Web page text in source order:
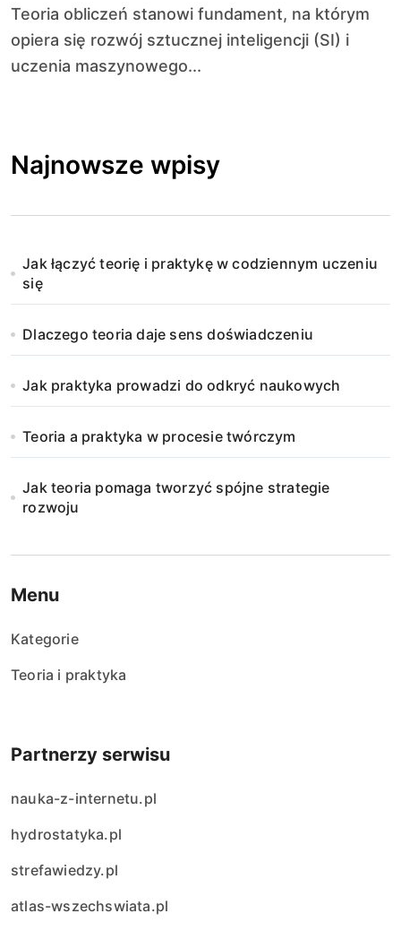
Teoria obliczeń stanowi fundament, na którym
opiera się rozwój sztucznej inteligencji (SI) i
uczenia maszynowego...
Najnowsze wpisy
Jak łączyć teorię i praktykę w codziennym uczeniu
się
Dlaczego teoria daje sens doświadczeniu
Jak praktyka prowadzi do odkryć naukowych
Teoria a praktyka w procesie twórczym
Jak teoria pomaga tworzyć spójne strategie
rozwoju
Menu
Kategorie
Teoria i praktyka
Partnerzy serwisu
nauka-z-internetu.pl
hydrostatyka.pl
strefawiedzy.pl
atlas-wszechswiata.pl